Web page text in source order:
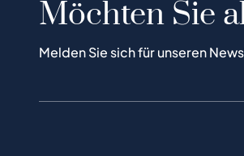
Möchten Sie
Melden Sie sich für unseren